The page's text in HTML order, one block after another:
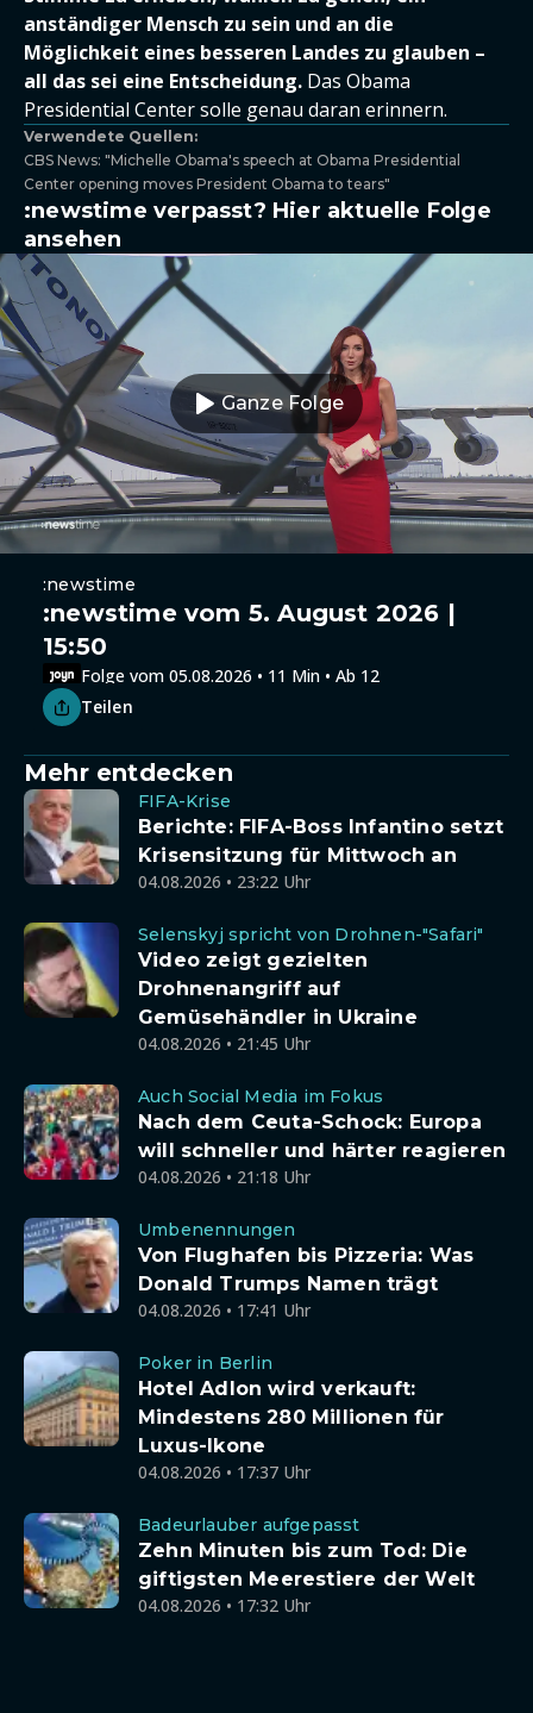
anständiger Mensch zu sein und an die
Möglichkeit eines besseren Landes zu glauben –
all das sei eine Entscheidung. Das Obama
Presidential Center solle genau daran erinnern.
Verwendete Quellen:
CBS News: "Michelle Obama's speech at Obama Presidential
Center opening moves President Obama to tears"
:newstime verpasst? Hier aktuelle Folge
ansehen
Ganze Folge
:newstime
:newstime vom 5. August 2026 |
15:50
Folge vom 05.08.2026 • 11 Min • Ab 12
Teilen
Mehr entdecken
FIFA-Krise
Berichte: FIFA-Boss Infantino setzt
Krisensitzung für Mittwoch an
04.08.2026 • 23:22 Uhr
Selenskyj spricht von Drohnen-"Safari"
Video zeigt gezielten
Drohnenangriff auf
Gemüsehändler in Ukraine
04.08.2026 • 21:45 Uhr
Auch Social Media im Fokus
Nach dem Ceuta-Schock: Europa
will schneller und härter reagieren
04.08.2026 • 21:18 Uhr
Umbenennungen
Von Flughafen bis Pizzeria: Was
Donald Trumps Namen trägt
04.08.2026 • 17:41 Uhr
Poker in Berlin
Hotel Adlon wird verkauft:
Mindestens 280 Millionen für
Luxus-Ikone
04.08.2026 • 17:37 Uhr
Badeurlauber aufgepasst
Zehn Minuten bis zum Tod: Die
giftigsten Meerestiere der Welt
04.08.2026 • 17:32 Uhr